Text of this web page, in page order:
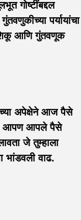
गोष्टींबद्दल
पर्यायांचा
आणि गुंतवणूक
अपेक्षेने आज पैसे
आपण आपले पैसे
जे तुम्हाला
भांडवली वाढ.